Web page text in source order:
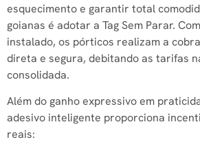
esquecimento e garantir total
goianas é adotar a Tag Sem Parar.
instalado, os pórticos realizam a
direta e segura, debitando as tarifas
consolidada.
Além do ganho expressivo em
adesivo inteligente proporciona
reais: